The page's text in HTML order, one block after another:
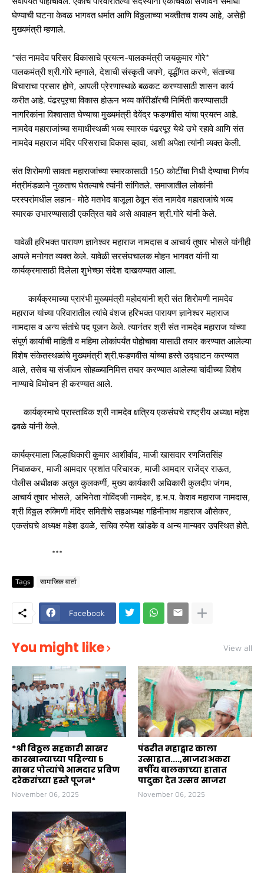
घेण्याची घटना केवळ भागवत धर्मात आणि विठ्ठलाच्या भक्तीतच शक्य आहे, असेही
मुख्यमंत्री म्हणाले.
*संत नामदेव परिसर विकासाचे प्रयत्न-पालकमंत्री जयकुमार गोरे*
पालकमंत्री श्री.गोरे म्हणाले, देशाची संस्कृती जपणे, वृद्धींगत करणे, संताच्या
विचाराचा प्रसार होणे, आपली प्रेरणास्थळे बळकट करण्यासाठी शासन कार्य
करीत आहे. पंढरपूरचा विकास होऊन भव्य कॉरीडॉरची निर्मिती करण्यासाठी
नागरिकांना विश्वासात घेण्याचा मुख्यमंत्री देवेंद्र फडणवीस यांचा प्रयत्न आहे.
नामदेव महाराजांच्या समाधीस्थळी भव्य स्मारक पंढरपूर येथे उभे रहावे आणि संत
नामदेव महाराज मंदिर परिसराचा विकास व्हावा, अशी अपेक्षा त्यांनी व्यक्त केली.
संत शिरोमणी सावता महाराजांच्या स्मारकासाठी 150 कोटींचा निधी देण्याचा निर्णय
मंत्रीमंडळाने नुकताच घेतल्याचे त्यांनी सांगितले. समाजातील लोकांनी
परस्परांमधील लहान- मोठे मतभेद बाजूला ठेवून संत नामदेव महाराजांचे भव्य
स्मारक उभारण्यासाठी एकत्रित यावे असे आवाहन श्री.गोरे यांनी केले.
यावेळी हरिभक्त पारायण ज्ञानेश्वर महाराज नामदास व आचार्य तुषार भोसले यांनीही
आपले मनोगत व्यक्त केले. यावेळी सरसंघचालक मोहन भागवत यांनी या
कार्यक्रमासाठी दिलेला शुभेच्छा संदेश दाखवण्यात आला.
कार्यक्रमाच्या प्रारंभी मुख्यमंत्री महोदयांनी श्री संत शिरोमणी नामदेव
महाराज यांच्या परिवारातील त्यांचे वंशज हरिभक्त पारायण ज्ञानेश्वर महाराज
नामदास व अन्य संतांचे पद पूजन केले. त्यानंतर श्री संत नामदेव महाराज यांच्या
संपूर्ण कार्याची माहिती व महिमा लोकांपर्यंत पोहोचावा यासाठी तयार करण्यात आलेल्या
विशेष संकेतस्थळांचे मुख्यमंत्री श्री.फडणवीस यांच्या हस्ते उद्घाटन करण्यात
आले, तसेच या संजीवन सोहळ्यानिमित्त तयार करण्यात आलेल्या चांदीच्या विशेष
नाण्याचे विमोचन ही करण्यात आले.
कार्यक्रमाचे प्रास्ताविक श्री नामदेव क्षत्रिय एकसंघचे राष्ट्रीय अध्यक्ष महेश
ढवळे यांनी केले.
कार्यक्रमाला जिल्हाधिकारी कुमार आशीर्वाद, माजी खासदार रणजितसिंह
निंबाळकर, माजी आमदार प्रशांत परिचारक, माजी आमदार राजेंद्र राऊत,
पोलीस अधीक्षक अतुल कुलकर्णी, मुख्य कार्यकारी अधिकारी कुलदीप जंगम,
आचार्य तुषार भोसले, अभिनेता गोविंदजी नामदेव, ह.भ.प. केशव महाराज नामदास,
श्री विठ्ठल रुक्मिणी मंदिर समितीचे सहअध्यक्ष गहिनीनाथ महाराज औसेकर,
एकसंघचे अध्यक्ष महेश ढवळे, सचिव रुपेश खांडके व अन्य मान्यवर उपस्थित होते.
***
Tags सामाजिक वार्ता
Facebook
You might like View all
*श्री विठ्ठल सहकारी साखर
कारखान्याच्या पहिल्या ५
साखर पोत्यांचे आमदार प्रविण
दरेकरांच्या हस्ते पूजन*
November 06, 2025
पंढरीत महाद्वार काला
उत्साहात....,साजराअकरा
वर्षीय बालकाच्या हातात
पादुका देत उत्सव साजरा
November 06, 2025